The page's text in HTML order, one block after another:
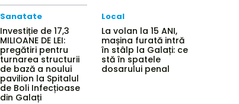
Sanatate
Investiție de 17,3
MILIOANE DE LEI:
pregătiri pentru
turnarea structurii
de bază a noului
pavilion la Spitalul
de Boli Infecțioase
din Galați
Local
La volan la 15 ANI,
mașina furată intră
în stâlp la Galați: ce
stă în spatele
dosarului penal